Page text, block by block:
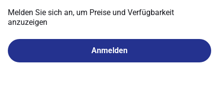
Melden Sie sich an, um Preise und Verfügbarkeit
anzuzeigen
Anmelden